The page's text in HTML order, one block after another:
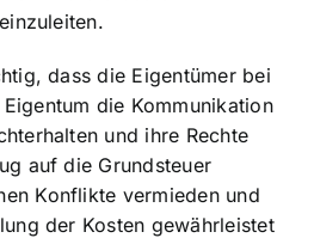
dass die Eigentümer bei
die Kommunikation
und ihre Rechte
auf die Grundsteuer
Konflikte vermieden und
der Kosten gewährleistet